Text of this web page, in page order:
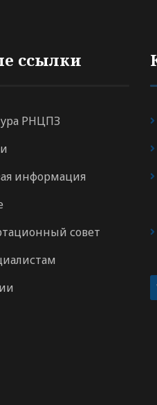
ссылки
РНЦПЗ
информация
совет